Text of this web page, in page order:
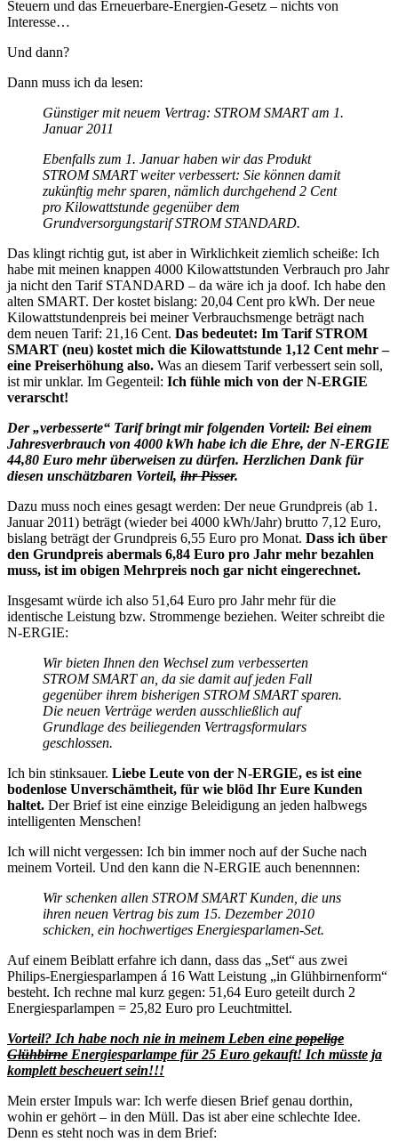
Steuern und das Erneuerbare-Energien-Gesetz – nichts von
Interesse…
Und dann?
Dann muss ich da lesen:
Günstiger mit neuem Vertrag: STROM SMART am 1.
Januar 2011
Ebenfalls zum 1. Januar haben wir das Produkt
STROM SMART weiter verbessert: Sie können damit
zukünftig mehr sparen, nämlich durchgehend 2 Cent
pro Kilowattstunde gegenüber dem
Grundversorgungstarif STROM STANDARD.
Das klingt richtig gut, ist aber in Wirklichkeit ziemlich scheiße: Ich
habe mit meinen knappen 4000 Kilowattstunden Verbrauch pro Jahr
ja nicht den Tarif STANDARD – da wäre ich ja doof. Ich habe den
alten SMART. Der kostet bislang: 20,04 Cent pro kWh. Der neue
Kilowattstundenpreis bei meiner Verbrauchsmenge beträgt nach
dem neuen Tarif: 21,16 Cent. Das bedeutet: Im Tarif STROM
SMART (neu) kostet mich die Kilowattstunde 1,12 Cent mehr –
eine Preiserhöhung also. Was an diesem Tarif verbessert sein soll,
ist mir unklar. Im Gegenteil: Ich fühle mich von der N-ERGIE
verarscht!
Der „verbesserte“ Tarif bringt mir folgenden Vorteil: Bei einem
Jahresverbrauch von 4000 kWh habe ich die Ehre, der N-ERGIE
44,80 Euro mehr überweisen zu dürfen. Herzlichen Dank für
diesen unschätzbaren Vorteil, ihr Pisser.
Dazu muss noch eines gesagt werden: Der neue Grundpreis (ab 1.
Januar 2011) beträgt (wieder bei 4000 kWh/Jahr) brutto 7,12 Euro,
bislang beträgt der Grundpreis 6,55 Euro pro Monat. Dass ich über
den Grundpreis abermals 6,84 Euro pro Jahr mehr bezahlen
muss, ist im obigen Mehrpreis noch gar nicht eingerechnet.
Insgesamt würde ich also 51,64 Euro pro Jahr mehr für die
identische Leistung bzw. Strommenge beziehen. Weiter schreibt die
N-ERGIE:
Wir bieten Ihnen den Wechsel zum verbesserten
STROM SMART an, da sie damit auf jeden Fall
gegenüber ihrem bisherigen STROM SMART sparen.
Die neuen Verträge werden ausschließlich auf
Grundlage des beiliegenden Vertragsformulars
geschlossen.
Ich bin stinksauer. Liebe Leute von der N-ERGIE, es ist eine
bodenlose Unverschämtheit, für wie blöd Ihr Eure Kunden
haltet. Der Brief ist eine einzige Beleidigung an jeden halbwegs
intelligenten Menschen!
Ich will nicht vergessen: Ich bin immer noch auf der Suche nach
meinem Vorteil. Und den kann die N-ERGIE auch benennnen:
Wir schenken allen STROM SMART Kunden, die uns
ihren neuen Vertrag bis zum 15. Dezember 2010
schicken, ein hochwertiges Energiesparlamen-Set.
Auf einem Beiblatt erfahre ich dann, dass das „Set“ aus zwei
Philips-Energiesparlampen á 16 Watt Leistung „in Glühbirnenform“
besteht. Ich rechne mal kurz gegen: 51,64 Euro geteilt durch 2
Energiesparlampen = 25,82 Euro pro Leuchtmittel.
Vorteil? Ich habe noch nie in meinem Leben eine popelige
Glühbirne Energiesparlampe für 25 Euro gekauft! Ich müsste ja
komplett bescheuert sein!!!
Mein erster Impuls war: Ich werfe diesen Brief genau dorthin,
wohin er gehört – in den Müll. Das ist aber eine schlechte Idee.
Denn es steht noch was in dem Brief: